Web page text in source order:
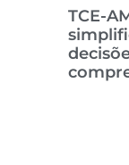
TCE-